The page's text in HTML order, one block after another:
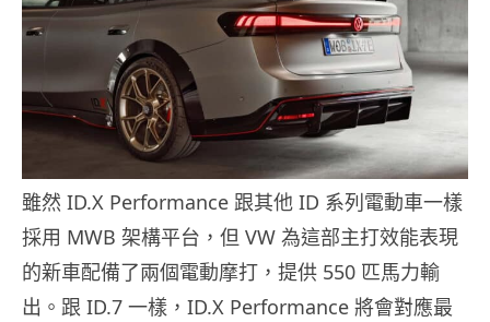
雖然 ID.X Performance 跟其他 ID 系列電動車一樣
採用 MWB 架構平台，但 VW 為這部主打效能表現
的新車配備了兩個電動摩打，提供 550 匹馬力輸
出。跟 ID.7 一樣，ID.X Performance 將會對應最